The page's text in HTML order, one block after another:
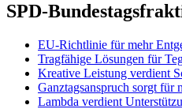
SPD-
EU-Richtlinie für mehr
Tragfähige Lösungen für
Kreative Leistung verdient
Ganztagsanspruch sorgt für
Lambda verdient